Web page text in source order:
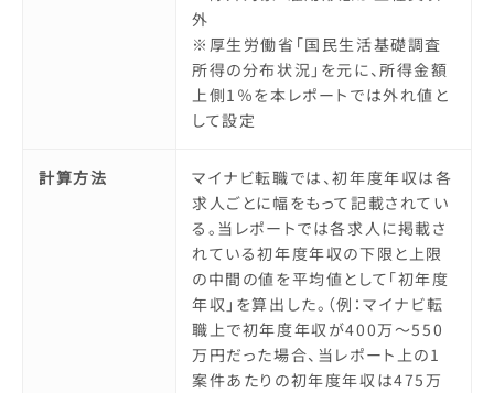
外
※厚生労働省「国民生活基礎調査
所得の分布状況」を元に、所得金額
上側1％を本レポートでは外れ値と
して設定
計算方法
マイナビ転職では、初年度年収は各
求人ごとに幅をもって記載されてい
る。当レポートでは各求人に掲載さ
れている初年度年収の下限と上限
の中間の値を平均値として「初年度
年収」を算出した。（例：マイナビ転
職上で初年度年収が400万～550
万円だった場合、当レポート上の1
案件あたりの初年度年収は475万